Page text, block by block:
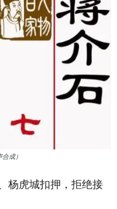
成）
杨虎城扣押，拒绝接